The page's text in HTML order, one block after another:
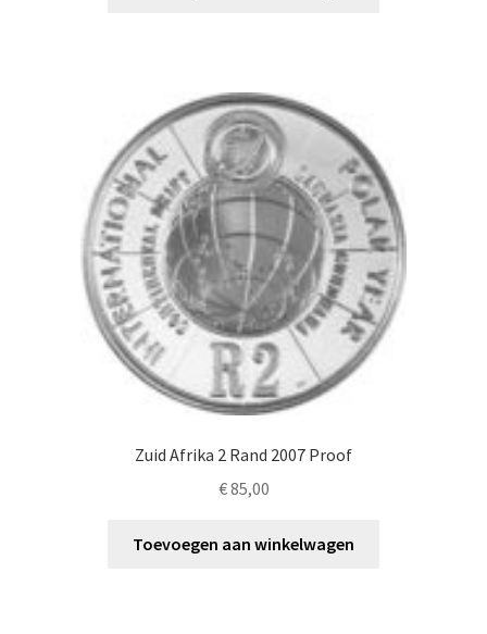
Zuid Afrika 2 Rand 2007 Proof
€85,00
Toevoegen aan winkelwagen